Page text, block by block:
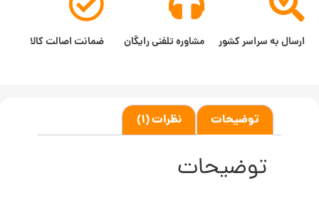
ارسال به سراسر کشور مشاوره تلفنی رایگان ضمانت اصالت کالا
توضیحات نظرات (1)
توضیحات